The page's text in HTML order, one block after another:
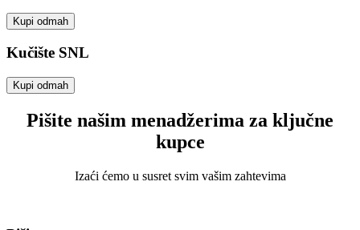
Kupi odmah
Kučište SNL
Kupi odmah
Pišite našim menadžerima za ključne
kupce
Izaći ćemo u susret svim vašim zahtevima